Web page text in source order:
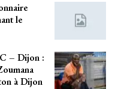
le
– Dijon :
à Dijon